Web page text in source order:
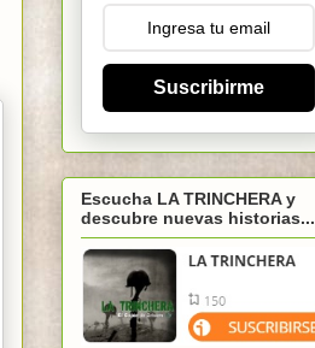
Suscribirme
Escucha LA TRINCHERA y
descubre nuevas historias...